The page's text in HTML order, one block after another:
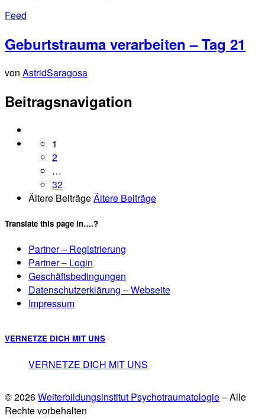
Feed
Geburtstrauma verarbeiten – Tag 21
von AstridSaragosa
Beitragsnavigation
1
2
…
32
Ältere BeiträgeÄltere Beiträge
Translate this page in….?
Partner – Registrierung
Partner – Login
Geschäftsbedingungen
Datenschutzerklärung – Webseite
Impressum
VERNETZE DICH MIT UNS
VERNETZE DICH MIT UNS
© 2026Weiterbildungsinstitut Psychotraumatologie– Alle
Rechte vorbehalten